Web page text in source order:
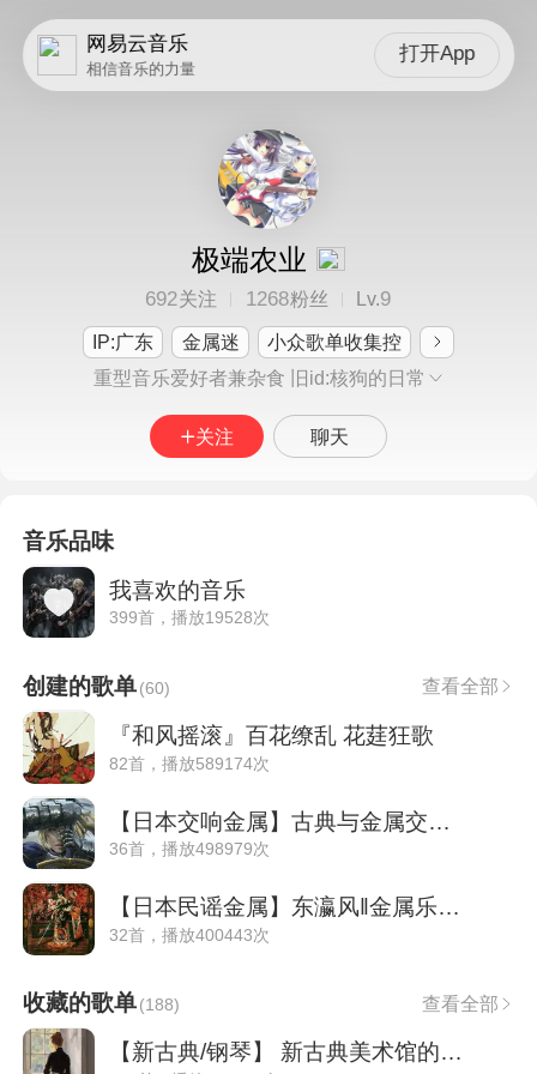
网易云音乐
相信音乐的力量
打开App
极端农业
692关注 1268粉丝 Lv.9
IP:广东 金属迷
小众歌单收集控
重型音乐爱好者兼杂食 旧id:核狗的日常
关注 聊天
音乐品味
我喜欢的音乐
399首，播放19528次
创建的歌单(60) 查看全部
『和风摇滚』百花缭乱 花莛狂歌
82首，播放589174次
【日本交响金属】古典与金属交锋的华丽盛宴
36首，播放498979次
【日本民谣金属】东瀛风‖金属乐的究极奥义
32首，播放400443次
收藏的歌单(188) 查看全部
【新古典/钢琴】 新古典美术馆的陌生来客